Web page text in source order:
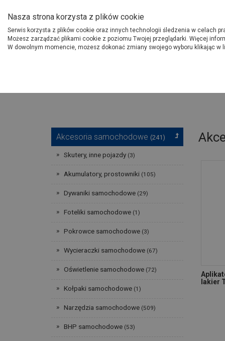
Produkty
O Grupie PSB
Akcesoria samochodowe (241)
Skutery, inne pojazdy (3)
Akumulatory, prostowniki (105)
Dywaniki samochodowe (29)
Foteliki samochodowe (1)
Pokrowce samochodowe (3)
Wycieraczki samochodowe (67)
Oświetlenie samochodowe (72)
Kołpaki samochodowe (1)
Narzędzia samochodowe (509)
BHP samochodowe (53)
lakier
Nasza strona korzysta z plików cookie
Serwis korzysta z plików cookie oraz innych technologii śledzenia w celach
Możesz zarządzać plikami cookie z poziomu Twojej przeglądarki. Więcej
W dowolnym momencie, możesz dokonać zmiany swojego wyboru klikając w